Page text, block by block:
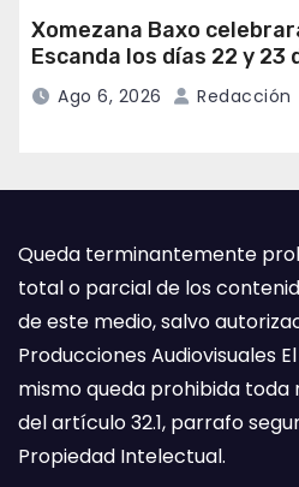
Xomezana Baxo
Escanda los días 22 y 23
Ago 6, 2026 Redacción
Queda terminantemente
total o parcial de los
de este medio, salvo
Producciones Audiovisuales
mismo queda prohibida
del artículo 32.1, parrafo
Propiedad Intelectual.